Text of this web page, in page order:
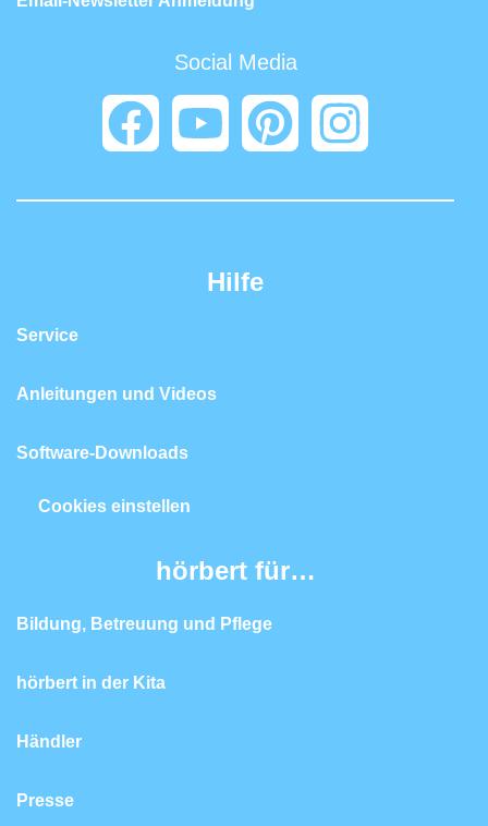
Social Media
Hilfe
Service
Anleitungen und Videos
Software-Downloads
Cookies einstellen
hörbert für…
Bildung, Betreuung und Pflege
hörbert in der Kita
Händler
Presse